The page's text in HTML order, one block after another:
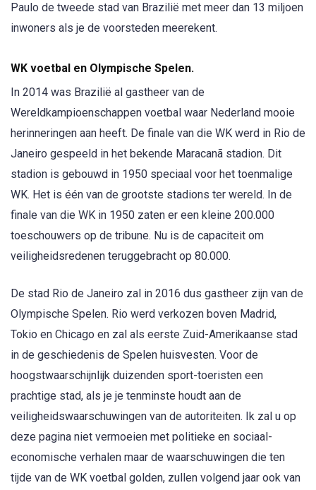
Paulo de tweede stad van Brazilië met meer dan 13 miljoen
inwoners als je de voorsteden meerekent.
WK voetbal en Olympische Spelen.
In 2014 was Brazilië al gastheer van de
Wereldkampioenschappen voetbal waar Nederland mooie
herinneringen aan heeft. De finale van die WK werd in Rio de
Janeiro gespeeld in het bekende Maracanã stadion. Dit
stadion is gebouwd in 1950 speciaal voor het toenmalige
WK. Het is één van de grootste stadions ter wereld. In de
finale van die WK in 1950 zaten er een kleine 200.000
toeschouwers op de tribune. Nu is de capaciteit om
veiligheidsredenen teruggebracht op 80.000.
De stad Rio de Janeiro zal in 2016 dus gastheer zijn van de
Olympische Spelen. Rio werd verkozen boven Madrid,
Tokio en Chicago en zal als eerste Zuid-Amerikaanse stad
in de geschiedenis de Spelen huisvesten. Voor de
hoogstwaarschijnlijk duizenden sport-toeristen een
prachtige stad, als je je tenminste houdt aan de
veiligheidswaarschuwingen van de autoriteiten. Ik zal u op
deze pagina niet vermoeien met politieke en sociaal-
economische verhalen maar de waarschuwingen die ten
tijde van de WK voetbal golden, zullen volgend jaar ook van